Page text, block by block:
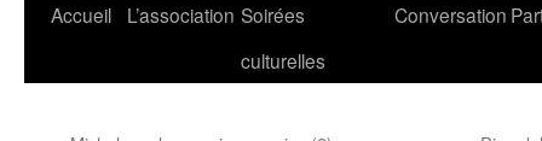
Aller
Accueil L’association Soirées
culturelles
Conversation